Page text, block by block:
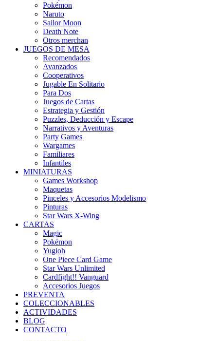
Pokémon
Naruto
Sailor Moon
Death Note
Otros merchan
JUEGOS DE MESA
Recomendados
Avanzados
Cooperativos
Jugable En Solitario
Para Dos
Juegos de Cartas
Estrategia y Gestión
Puzzles, Deducción y Escape
Narrativos y Aventuras
Party Games
Wargames
Familiares
Infantiles
MINIATURAS
Games Workshop
Maquetas
Pinceles y Accesorios Modelismo
Pinturas
Star Wars X-Wing
CARTAS
Magic
Pokémon
Yugioh
One Piece Card Game
Star Wars Unlimited
Cardfight!! Vanguard
Accesorios Juegos
PREVENTA
COLECCIONABLES
ACTIVIDADES
BLOG
CONTACTO